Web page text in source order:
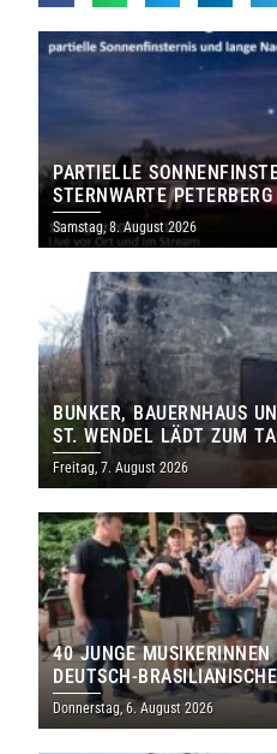
PARTIELLE
STERNWARTE
IHRE TORE
Samstag, 8. August 2026
BUNKER, BAUERNHAUS
ST. WENDEL LÄDT ZUM
DENKMALS EIN
Freitag, 7. August 2026
40 JUNGE
DEUTSCH-
THOLEY
Donnerstag, 6. August 2026